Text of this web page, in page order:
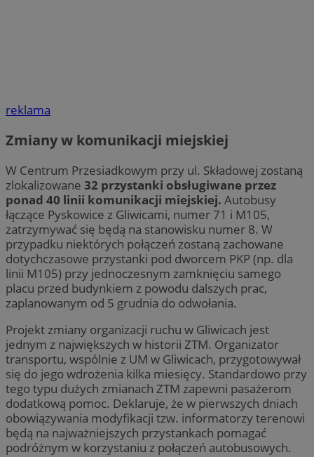
reklama
Zmiany w komunikacji miejskiej
W Centrum Przesiadkowym przy ul. Składowej zostaną
zlokalizowane 32 przystanki obsługiwane przez
ponad 40 linii komunikacji miejskiej. Autobusy
łączące Pyskowice z Gliwicami, numer 71 i M105,
zatrzymywać się będą na stanowisku numer 8. W
przypadku niektórych połączeń zostaną zachowane
dotychczasowe przystanki pod dworcem PKP (np. dla
linii M105) przy jednoczesnym zamknięciu samego
placu przed budynkiem z powodu dalszych prac,
zaplanowanym od 5 grudnia do odwołania.
Projekt zmiany organizacji ruchu w Gliwicach jest
jednym z największych w historii ZTM. Organizator
transportu, wspólnie z UM w Gliwicach, przygotowywał
się do jego wdrożenia kilka miesięcy. Standardowo przy
tego typu dużych zmianach ZTM zapewni pasażerom
dodatkową pomoc. Deklaruje, że w pierwszych dniach
obowiązywania modyfikacji tzw. informatorzy terenowi
będą na najważniejszych przystankach pomagać
podróżnym w korzystaniu z połączeń autobusowych.